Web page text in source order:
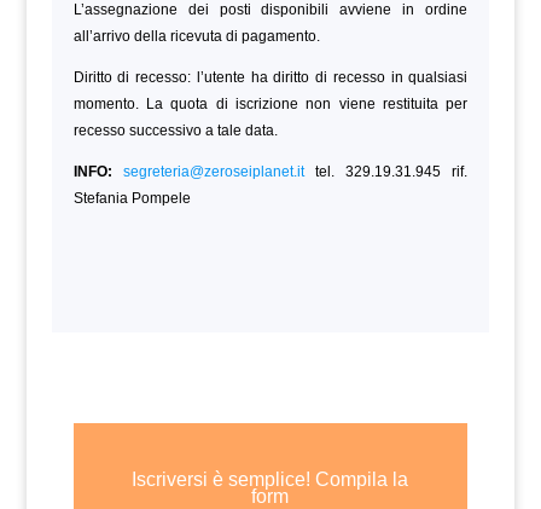
L’assegnazione dei posti disponibili avviene in ordine
all’arrivo della ricevuta di pagamento.
Diritto di recesso: l’utente ha diritto di recesso in qualsiasi
momento. La quota di iscrizione non viene restituita per
recesso successivo a tale data.
INFO: segreteria@zeroseiplanet.ittel. 329.19.31.945 rif.
Stefania Pompele
Iscriversi è semplice! Compila la
form